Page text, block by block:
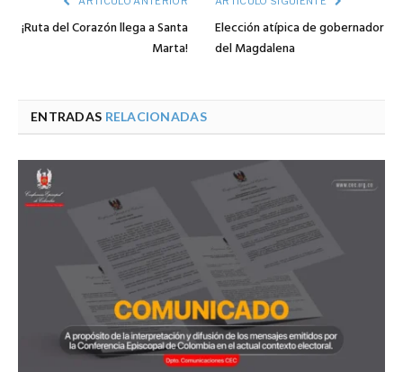
¡Ruta del Corazón llega a Santa
Marta!
Elección atípica de gobernador
del Magdalena
ENTRADAS RELACIONADAS